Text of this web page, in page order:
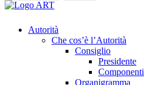
Autorità
Che cos’è l’Autorità
Consiglio
Presidente
Componenti
Organigramma